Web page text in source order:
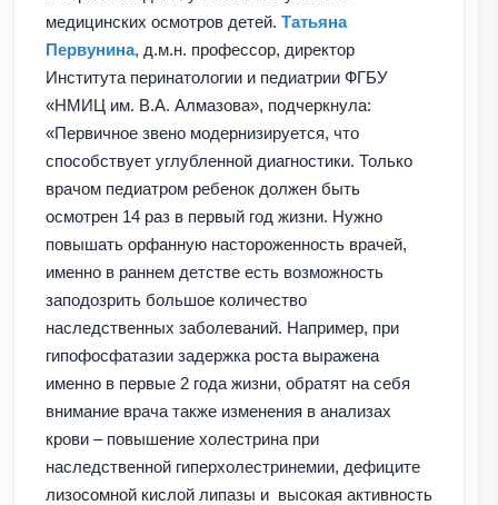
медицинских осмотров детей. Татьяна
Первунина, д.м.н. профессор, директор
Института перинатологии и педиатрии ФГБУ
«НМИЦ им. В.А. Алмазова», подчеркнула:
«Первичное звено модернизируется, что
способствует углубленной диагностики. Только
врачом педиатром ребенок должен быть
осмотрен 14 раз в первый год жизни. Нужно
повышать орфанную настороженность врачей,
именно в раннем детстве есть возможность
заподозрить большое количество
наследственных заболеваний. Например, при
гипофосфатазии задержка роста выражена
именно в первые 2 года жизни, обратят на себя
внимание врача также изменения в анализах
крови – повышение холестрина при
наследственной гиперхолестринемии, дефиците
лизосомной кислой липазы и высокая активность